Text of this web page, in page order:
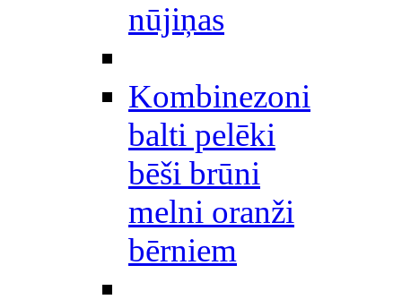
nūjiņas
Kombinezoni
balti pelēki
bēši brūni
melni oranži
bērniem